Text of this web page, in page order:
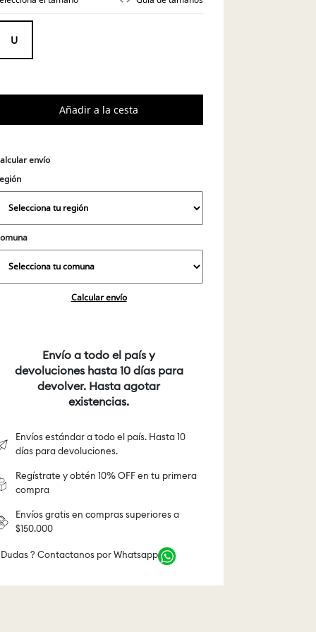
envío
Calcular envío
Envío a todo el país y
devoluciones hasta 10 días para
devolver. Hasta agotar
existencias.
Envíos estándar a todo el país. Hasta 10
días para devoluciones.
Regístrate y obtén 10% OFF en tu primera
compra
Envíos gratis en compras superiores a
$150.000
Dudas ? Contactanos por Whatsapp